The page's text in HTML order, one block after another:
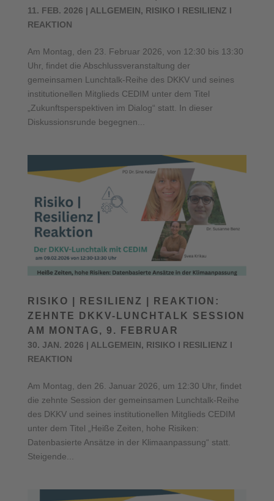
11. FEB. 2026 | ALLGEMEIN, RISIKO I RESILIENZ I
REAKTION
Am Montag, den 23. Februar 2026, von 12:30 bis 13:30
Uhr, findet die Abschlussveranstaltung der
gemeinsamen Lunchtalk-Reihe des DKKV und seines
institutionellen Mitglieds CEDIM unter dem Titel
„Zukunftsperspektiven im Dialog“ statt. In dieser
Diskussionsrunde begegnen...
RISIKO | RESILIENZ | REAKTION:
ZEHNTE DKKV-LUNCHTALK SESSION
AM MONTAG, 9. FEBRUAR
30. JAN. 2026 | ALLGEMEIN, RISIKO I RESILIENZ I
REAKTION
Am Montag, den 26. Januar 2026, um 12:30 Uhr, findet
die zehnte Session der gemeinsamen Lunchtalk-Reihe
des DKKV und seines institutionellen Mitglieds CEDIM
unter dem Titel „Heiße Zeiten, hohe Risiken:
Datenbasierte Ansätze in der Klimaanpassung“ statt.
Steigende...